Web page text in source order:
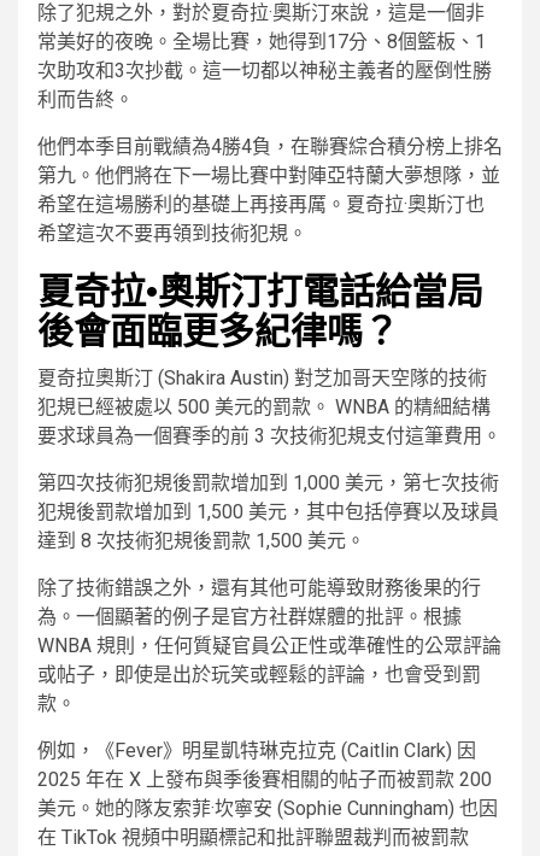
除了犯規之外，對於夏奇拉·奧斯汀來說，這是一個非
常美好的夜晚。全場比賽，她得到17分、8個籃板、1
次助攻和3次抄截。這一切都以神秘主義者的壓倒性勝
利而告終。
他們本季目前戰績為4勝4負，在聯賽綜合積分榜上排名
第九。他們將在下一場比賽中對陣亞特蘭大夢想隊，並
希望在這場勝利的基礎上再接再厲。夏奇拉·奧斯汀也
希望這次不要再領到技術犯規。
夏奇拉·奧斯汀打電話給當局
後會面臨更多紀律嗎？
夏奇拉奧斯汀 (Shakira Austin) 對芝加哥天空隊的技術
犯規已經被處以 500 美元的罰款。 WNBA 的精細結構
要求球員為一個賽季的前 3 次技術犯規支付這筆費用。
第四次技術犯規後罰款增加到 1,000 美元，第七次技術
犯規後罰款增加到 1,500 美元，其中包括停賽以及球員
達到 8 次技術犯規後罰款 1,500 美元。
除了技術錯誤之外，還有其他可能導致財務後果的行
為。一個顯著的例子是官方社群媒體的批評。根據
WNBA 規則，任何質疑官員公正性或準確性的公眾評論
或帖子，即使是出於玩笑或輕鬆的評論，也會受到罰
款。
例如，《Fever》明星凱特琳克拉克 (Caitlin Clark) 因
2025 年在 X 上發布與季後賽相關的帖子而被罰款 200
美元。她的隊友索菲·坎寧安 (Sophie Cunningham) 也因
在 TikTok 視頻中明顯標記和批評聯盟裁判而被罰款